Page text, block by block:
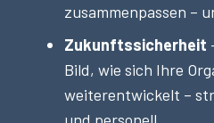
zusammenpassen –
Zukunftssicherheit
Bild, wie sich Ihre
weiterentwickelt –